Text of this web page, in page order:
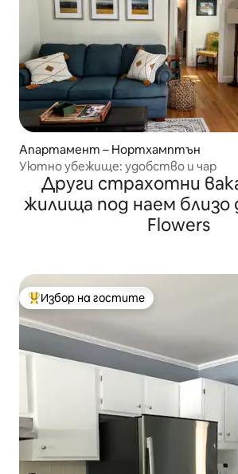
Апартамент – Нортхамптън
Уютно убежище: удобство и чар
Други страхотни
жилища под наем близо
Flowers
Най-популярен избор на гостите
Избор на гостите